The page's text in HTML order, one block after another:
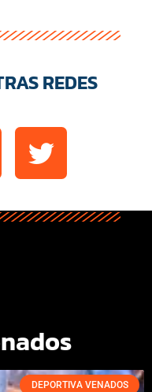
REDES
DEPORTIVA VENADOS